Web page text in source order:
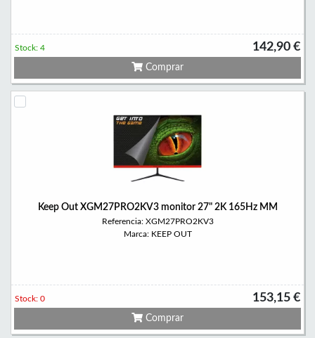
142,90 €
Stock: 4
Comprar
Keep Out XGM27PRO2KV3 monitor 27" 2K 165Hz MM
Referencia: XGM27PRO2KV3
Marca: KEEP OUT
153,15 €
Stock: 0
Comprar